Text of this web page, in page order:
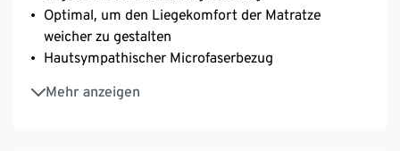
Optimal, um den Liegekomfort der Matratze
weicher zu gestalten
Hautsympathischer Microfaserbezug
Mehr anzeigen
Bezug abnehmbar und waschbar bei 60 °C